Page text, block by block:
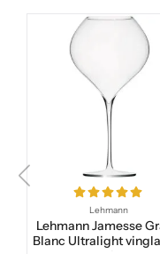
Lehmann
Lehmann Jamesse
Blanc Ultralight